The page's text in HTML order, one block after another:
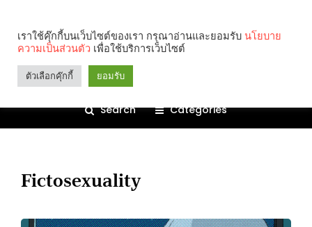
Search Categories
Fictosexuality
เราใช้คุ๊กกี้บนเว็บไซต์ของเรา กรุณาอ่านและยอมรับ นโยบาย
ความเป็นส่วนตัว เพื่อใช้บริการเว็บไซต์
ตัวเลือกคุ๊กกี้ ยอมรับ